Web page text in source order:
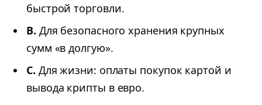
быстрой торговли.
B. Для безопасного хранения крупных
сумм «в долгую».
C. Для жизни: оплаты покупок картой и
вывода крипты в евро.